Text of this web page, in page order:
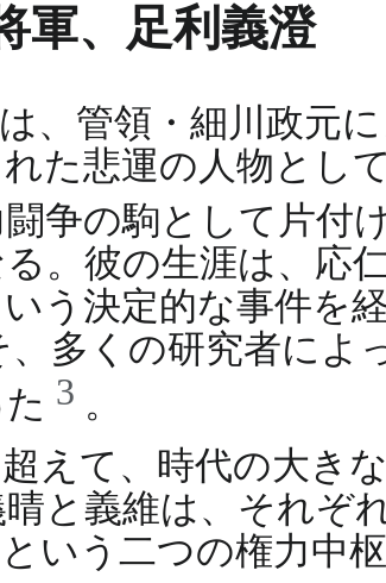
軍、足利義澄
、管領・細川政元
た悲運の人物とし
争の駒として片付
。彼の生涯は、応
う決定的な事件を
多くの研究者によ
3 。
えて、時代の大き
と義維は、それぞ
いう二つの権力中